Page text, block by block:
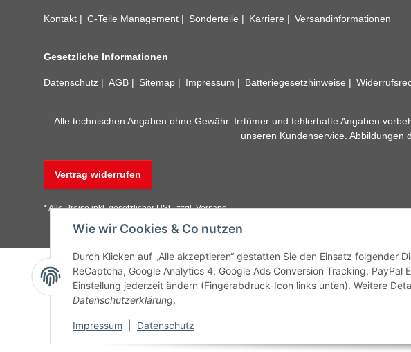
Wie wir Cookies & Co nutzen
Durch Klicken auf „Alle akzeptieren“ gestatten Sie den Einsatz folgender
ReCaptcha, Google Analytics 4, Google Ads Conversion Tracking,
Einstellung jederzeit ändern (Fingerabdruck-Icon links unten). Weitere
Datenschutzerklärung.
Impressum Datenschutz
Kontakt C-Teile Management Sonderteile Karriere Versandinformationen
Gesetzliche Informationen
Datenschutz AGB Sitemap Impressum Batteriegesetzhinweise
Alle technischen Angaben ohne Gewähr. Irrtümer und fehlerhafte Angaben
unseren Kundenservice. Abbildungen
Vertrag widerrufen
* Alle Preise inkl. gesetzlicher USt., zzgl.Versand